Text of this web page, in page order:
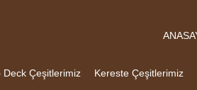
Deck Çeşitlerimiz Kereste Çeşitlerimiz